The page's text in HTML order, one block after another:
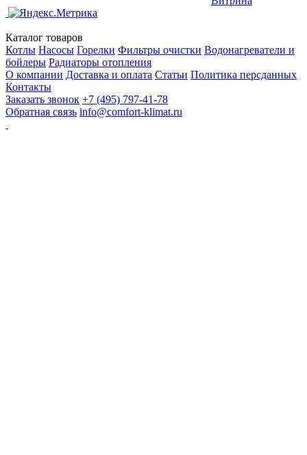
Каталог товаров
Котлы Насосы Горелки Фильтры очистки Водонагреватели и
бойлеры Радиаторы отопления
О компании Доставка и оплата Статьи Политика персданных
Контакты
Заказать звонок +7 (495) 797-41-78
Обратная связь info@comfort-klimat.ru